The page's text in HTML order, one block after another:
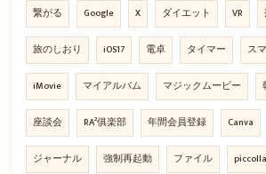
繋がる Google X ダイエット VR
旅のしおり iOS17 電卓 タイマー ス
iMovie マイアルバム マジックムービー
座談会 RA²俱楽部 年間会員登録 Canva
ジャーナル 強制再起動 ファイル